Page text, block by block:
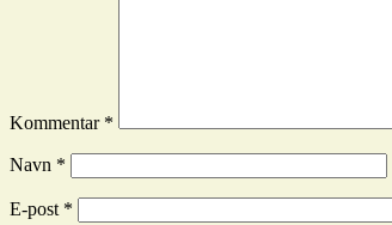
Kommentar *
Navn *
E-post *